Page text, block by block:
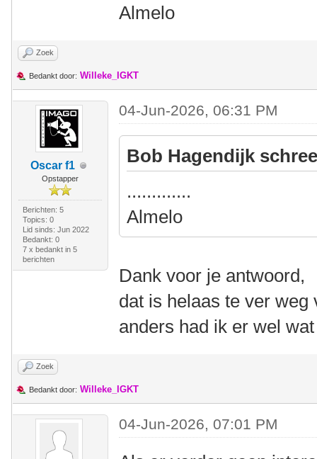
Almelo
Zoek
Bedankt door: Willeke_IGKT
Oscar f1
Opstapper
Berichten: 5
Topics: 0
Lid sinds: Jun 2022
Bedankt: 0
7 x bedankt in 5
berichten
04-Jun-2026, 06:31 PM
Bob Hagendijk
.............
Almelo
Dank voor je antwoord,
dat is helaas te ver
anders had ik er wel
Zoek
Bedankt door: Willeke_IGKT
04-Jun-2026, 07:01 PM